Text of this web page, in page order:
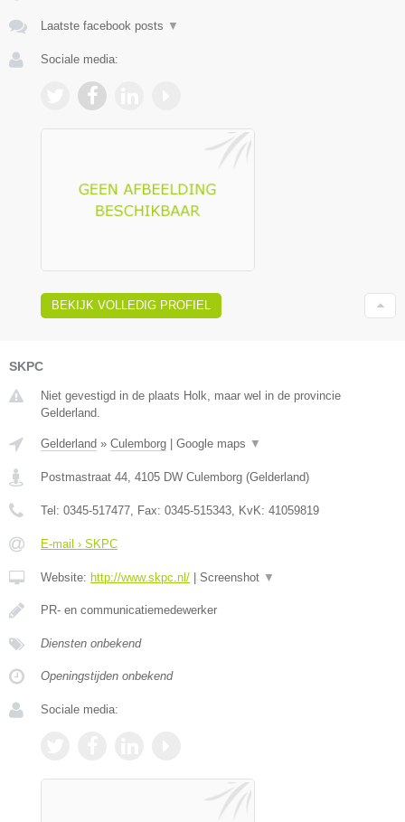
Laatste facebook posts ▼
Sociale media:
BEKIJK VOLLEDIG PROFIEL
SKPC
Niet gevestigd in de plaats Holk, maar wel in de provincie
Gelderland.
Gelderland » Culemborg Google maps ▼
Postmastraat 44, 4105 DW Culemborg (Gelderland)
Tel: 0345-517477, Fax: 0345-515343, KvK: 41059819
E-mail › SKPC
Website: http://www.skpc.nl/ Screenshot ▼
PR- en communicatiemedewerker
Diensten onbekend
Openingstijden onbekend
Sociale media: